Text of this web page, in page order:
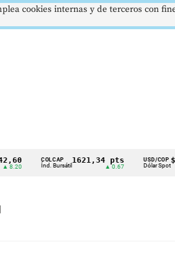
COLCAP
Índ. Bursátil
1621,34 pts USD/COP
Dólar Spot
$4178
▲ 0.42
cookies internas y de terceros con